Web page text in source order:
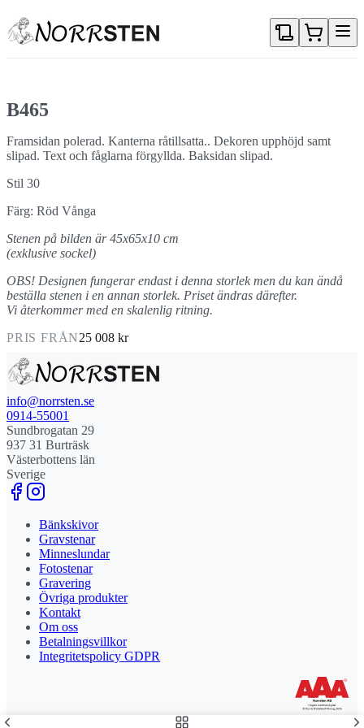
B465
Framsidan polerad. Kanterna råtillsatta.. Dekoren upphöjd samt
slipad. Text och fåglarna förgyllda. Baksidan slipad.
Stil 30
Färg: Röd Vånga
Stenen på bilden är 45x65x10 cm
(exklusive sockel)
OBS! Designen fungerar endast i denna storlek men du kan ändå
beställa stenen i en annan storlek. Priset ändras därefter.
Vi återkommer med en skalenlig ritning.
PRIS FRÅN25 008 kr
info@norrsten.se
0914-55001
Sundbrogatan 29
937 31 Burträsk
Västerbottens län
Sverige
Bänkskivor
Gravstenar
Minneslundar
Fotostenar
Gravering
Övriga produkter
Kontakt
Om oss
Betalningsvillkor
Integritetspolicy GDPR
Stolt leverantör och delägare till Steny AB